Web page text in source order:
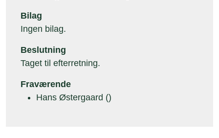
Bilag
Ingen bilag.
Beslutning
Taget til efterretning.
Fraværende
Hans Østergaard ()